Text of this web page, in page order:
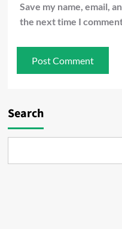
Save my name, email,
the next time I
Search